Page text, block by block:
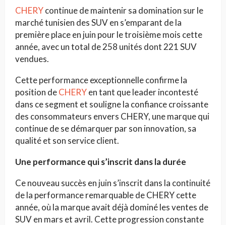
CHERYcontinue de maintenir sa domination sur le
marché tunisien des SUV en s’emparant de la
première place en juin pour le troisième mois cette
année, avec un total de 258 unités dont 221 SUV
vendues.
Cette performance exceptionnelle confirme la
position deCHERYen tant que leader incontesté
dans ce segment et souligne la confiance croissante
des consommateurs envers CHERY, une marque qui
continue de se démarquer par son innovation, sa
qualité et son service client.
Une performance qui s’inscrit dans la durée
Ce nouveau succès en juin s’inscrit dans la continuité
de la performance remarquable de CHERY cette
année, où la marque avait déjà dominé les ventes de
SUV en mars et avril. Cette progression constante